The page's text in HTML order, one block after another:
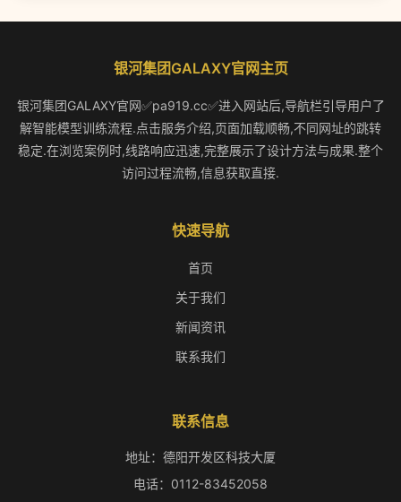
银河集团GALAXY官网主页
银河集团GALAXY官网✅pa919.cc✅进入网站后,导航栏引导用户了
解智能模型训练流程.点击服务介绍,页面加载顺畅,不同网址的跳转
稳定.在浏览案例时,线路响应迅速,完整展示了设计方法与成果.整个
访问过程流畅,信息获取直接.
快速导航
首页
关于我们
新闻资讯
联系我们
联系信息
地址：德阳开发区科技大厦
电话：0112-83452058